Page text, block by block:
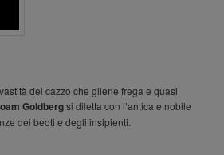
del cazzo che gliene frega e quasi
Goldbergsi diletta con l’antica e nobile
dei beoti e degli insipienti.